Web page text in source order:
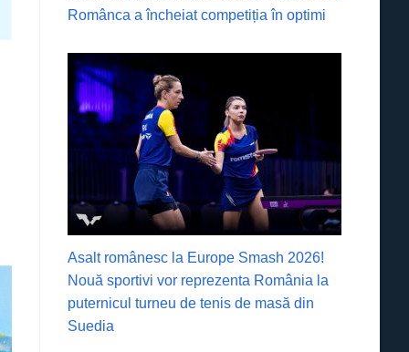
Românca a încheiat competiția în optimi
Asalt românesc la Europe Smash 2026!
Nouă sportivi vor reprezenta România la
puternicul turneu de tenis de masă din
Suedia